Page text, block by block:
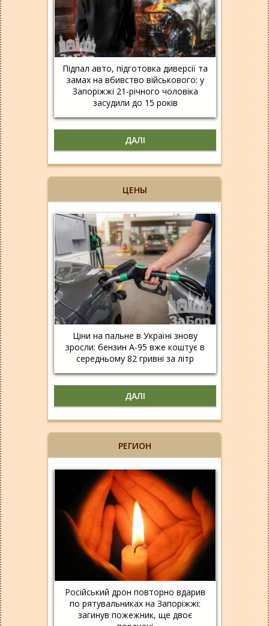
Підпал авто, підготовка диверсії та
замах на вбивство військового: у
Запоріжжі 21-річного чоловіка
засудили до 15 років
ДАЛІ
ЦЕНЫ
Ціни на пальне в Україні знову
зросли: бензин А-95 вже коштує в
середньому 82 гривні за літр
ДАЛІ
РЕГИОН
Російський дрон повторно вдарив
по рятувальниках на Запоріжжі:
загинув пожежник, ще двоє